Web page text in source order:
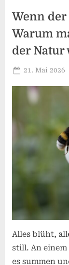
Wenn
Warum
der Natur
Posted
21. Mai 2026
Alles blüht,
still. An
es summen